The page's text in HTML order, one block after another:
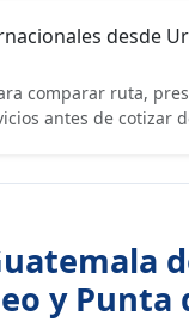
desde
comparar ruta,
antes de cotizar
y Punta